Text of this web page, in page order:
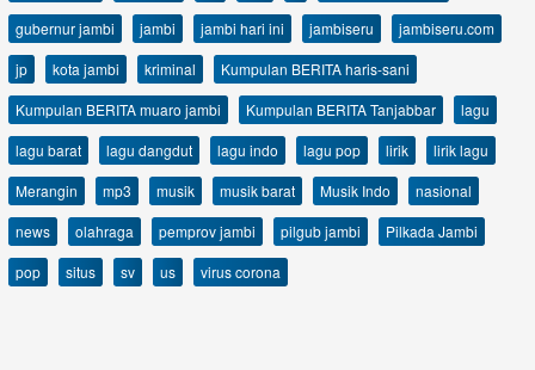
gubernur jambi
jambi jambi hari ini jambiseru
jambiseru.com
jp
kota jambi kriminal
Kumpulan BERITA haris-sani
Kumpulan BERITA muaro jambi
Kumpulan BERITA Tanjabbar
lagu
lagu barat
lagu dangdut lagu indo lagu pop lirik
lirik lagu
Merangin
mp3 musik musik barat Musik Indo
nasional
news
olahraga pemprov jambi pilgub jambi
Pilkada Jambi
pop
situs sv us virus corona